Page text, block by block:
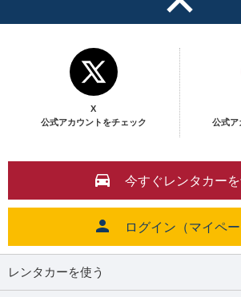
X
公式アカウントをチェック
公式ア
今すぐレンタカー
ログイン（マイペー
レンタカーを使う